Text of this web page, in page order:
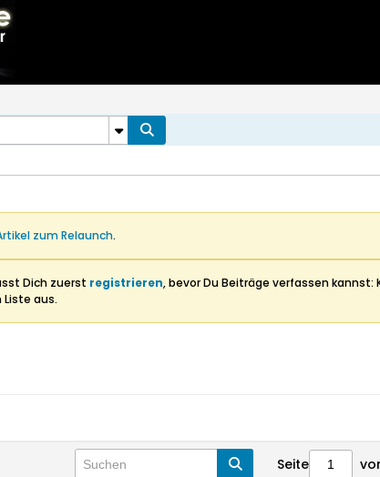
zum Relaunch.
Dich zuerst registrieren, bevor Du Beiträge verfassen kannst:
aus.
Seite